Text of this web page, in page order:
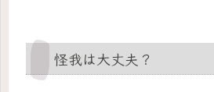
怪我は大丈夫？